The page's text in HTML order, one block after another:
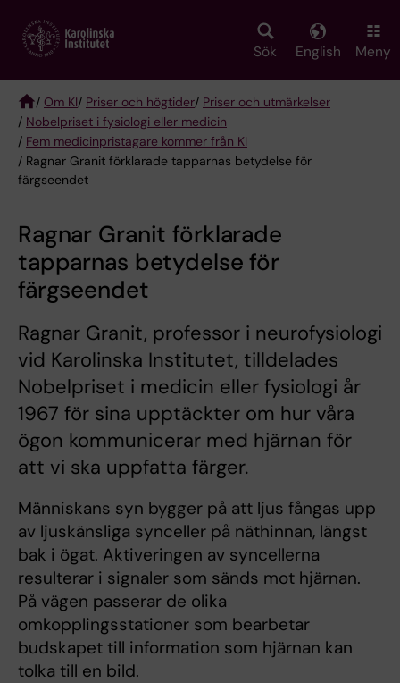
main
Sök English Meny
Breadcrumb
/ Om KI/ Priser och högtider/ Priser och utmärkelser
/ Nobelpriset i fysiologi eller medicin
/ Fem medicinpristagare kommer från KI
/ Ragnar Granit förklarade tapparnas betydelse för
färgseendet
Ragnar Granit förklarade
tapparnas betydelse för
färgseendet
Ragnar Granit, professor i neurofysiologi
vid Karolinska Institutet, tilldelades
Nobelpriset i medicin eller fysiologi år
1967 för sina upptäckter om hur våra
ögon kommunicerar med hjärnan för
att vi ska uppfatta färger.
Människans syn bygger på att ljus fångas upp
av ljuskänsliga synceller på näthinnan, längst
bak i ögat. Aktiveringen av syncellerna
resulterar i signaler som sänds mot hjärnan.
På vägen passerar de olika
omkopplingsstationer som bearbetar
budskapet till information som hjärnan kan
tolka till en bild.